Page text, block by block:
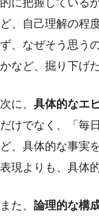
ど、自己理解の程
ず、なぜそう思う
かなど、掘り下げ
次に、 具体的なエ
だけでなく、「毎
ど、具体的な事実
表現よりも、具体
また、 論理的な構